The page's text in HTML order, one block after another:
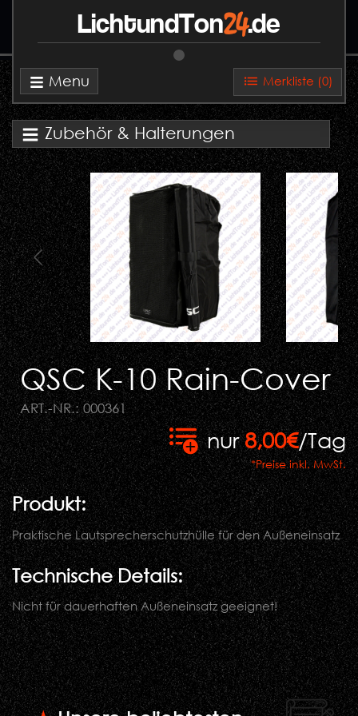
Merkliste (0)
Menu
LichtundTon24.de
Zubehör & Halterungen
QSC K-10 Rain-Cover
ART.-NR.: 000361
nur8,00€/Tag
*Preise inkl. MwSt.
Produkt:
Praktische Lautsprecherschutzhülle für den Außeneinsatz
Technische Details:
Nicht für dauerhaften Außeneinsatz geeignet!